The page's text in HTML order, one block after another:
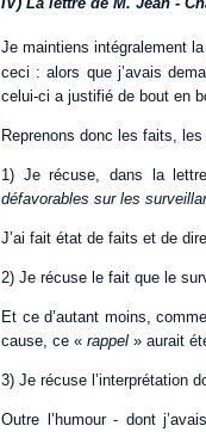
Je maintiens intégralement
ceci : alors que j’avais
celui-ci a justifié de bout en
Reprenons donc les faits,
1) Je récuse, dans la
défavorables sur les
J’ai fait état de faits et de
2) Je récuse le fait que le
Et ce d’autant moins,
cause, ce « rappel » aurait
3) Je récuse l’interprétation
Outre l’humour - dont